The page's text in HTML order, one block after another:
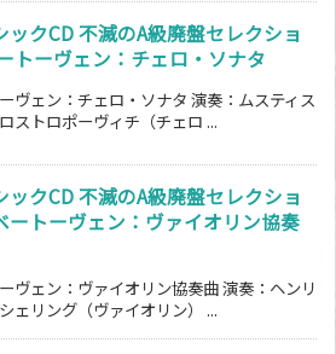
ックCD 不滅のA級廃盤セレクショ
トーヴェン：チェロ・ソナタ
ヴェン：チェロ・ソナタ 演奏：ムスティス
ストロポーヴィチ（チェロ ...
ックCD 不滅のA級廃盤セレクショ
トーヴェン：ヴァイオリン協奏
ヴェン：ヴァイオリン協奏曲 演奏：ヘンリ
ェリング（ヴァイオリン） ...